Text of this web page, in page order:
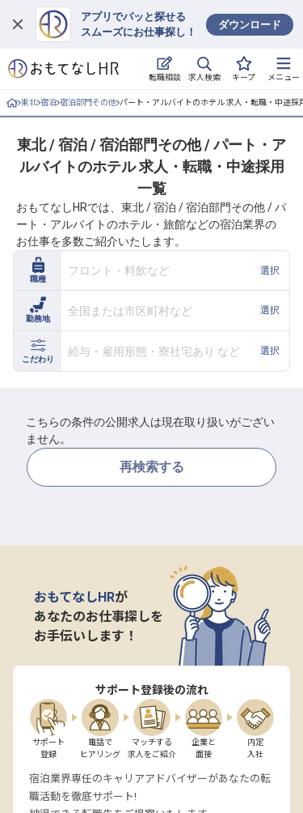
アプリでパッと探せる
スムーズにお仕事探し！
ダウンロード
転職相談 求人検索 キープ メニュー
ログイン
求人・施設を探す
就職・転職 合同説明会
おもてなしHRについて
ご利用の流れ
よくある質問
ホテル・宿泊業界情報コラム
採用をお考えの企業様へ
東北 宿泊 宿泊部門その他 パート・アルバイトのホテル 求人・転職・中途採
東北 / 宿泊 / 宿泊部門その他 / パート・ア
ルバイトのホテル 求人・転職・中途採用
一覧
おもてなしHRでは、東北 / 宿泊 / 宿泊部門その他 / パ
ート・アルバイトのホテル・旅館などの宿泊業界の
お仕事を多数ご紹介いたします。
職種
フロント・料飲など 選択
勤務地
全国または市区町村など 選択
こだわり
給与・雇用形態・寮社宅あり など 選択
こちらの条件の公開求人は現在取り扱いがござい
ません。
再検索する
おもてなしHRが
あなたのお仕事探しを
お手伝いします！
サポート登録後の流れ
サポート
登録
電話で
ヒアリング
マッチする
求人をご紹介
企業と
面接
内定
入社
宿泊業界専任のキャリアアドバイザーがあなたの転
職活動を徹底サポート!